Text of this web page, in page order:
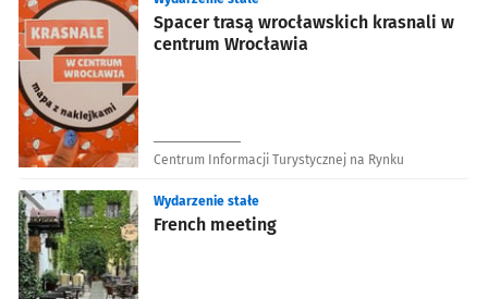
Spacer trasą wrocławskich krasnali w
centrum Wrocławia
Centrum Informacji Turystycznej na Rynku
French meeting
Wydarzenie stałe